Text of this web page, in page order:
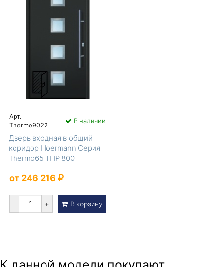
Арт.
Thermo9022
В наличии
Дверь входная в общий
коридор Hoermann Серия
Thermo65 THP 800
от 246 216
- + В корзину